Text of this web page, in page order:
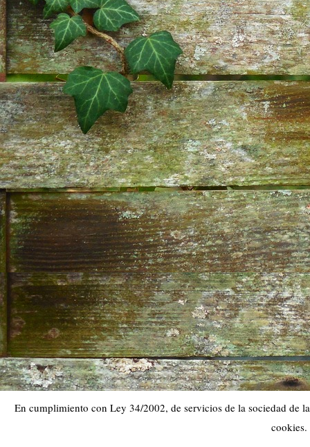
En cumplimiento con Ley 34/2002, de servicios de la sociedad de
cookies.